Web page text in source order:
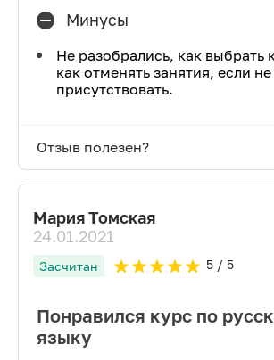
Минусы
Не разобрались, как выбрать
как отменять занятия, если
присутствовать.
Отзыв полезен?
Мария Томская
24.01.2021
Засчитан 5/ 5
Понравился курс по
языку